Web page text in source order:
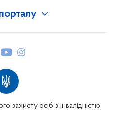
захисту осіб з інвалідністю